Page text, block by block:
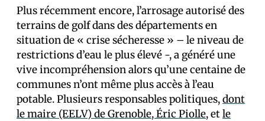
Plus récemment encore, l’arrosage autorisé des
terrains de golf dans des départements en
situation de « crise sécheresse » – le niveau de
restrictions d’eau le plus élevé -, a généré une
vive incompréhension alors qu’une centaine de
communes n’ont même plus accès à l’eau
potable. Plusieurs responsables politiques,dont
le maire (EELV) de Grenoble, Éric Piolle, etle